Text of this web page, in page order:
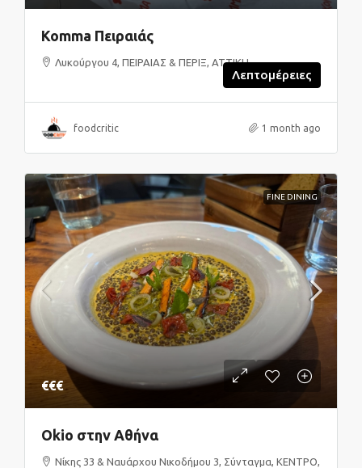
Komma Πειραιάς
Λυκούργου 4, ΠΕΙΡΑΙΑΣ & ΠΕΡΙΞ, ΑΤΤΙΚΗ
Λεπτομέρειες
foodcritic 1 month ago
FINE DINING
€€€
Okio στην Αθήνα
Νίκης 33 & Ναυάρχου Νικοδήμου 3, Σύνταγμα, ΚΕΝΤΡΟ,